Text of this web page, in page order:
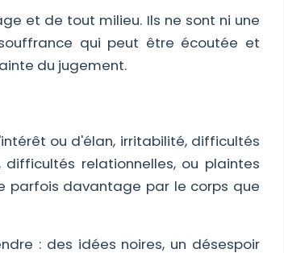
et de tout milieu. Ils ne sont ni une
qui peut être écoutée et
du jugement.
ou d'élan, irritabilité, difficultés
relationnelles, ou plaintes
parfois davantage par le corps que
: des idées noires, un désespoir